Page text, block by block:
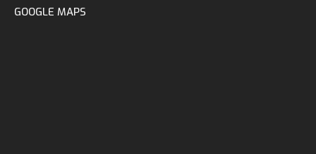
GOOGLE MAPS